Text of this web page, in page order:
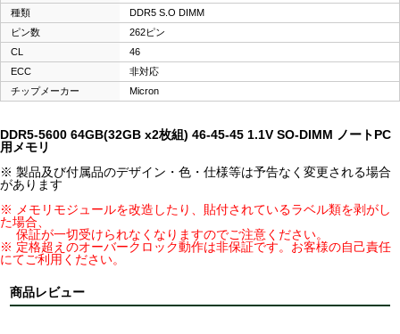
種類
DDR5 S.O DIMM
ピン数
262ピン
CL
46
ECC
非対応
チップメーカー
Micron
DDR5-5600 64GB(32GB x2枚組) 46-45-45 1.1V SO-DIMM ノートPC
用メモリ
※ 製品及び付属品のデザイン・色・仕様等は予告なく変更される場合
があります
※ メモリモジュールを改造したり、貼付されているラベル類を剥がし
た場合、
保証が一切受けられなくなりますのでご注意ください。
※ 定格超えのオーバークロック動作は非保証です。お客様の自己責任
にてご利用ください。
商品レビュー